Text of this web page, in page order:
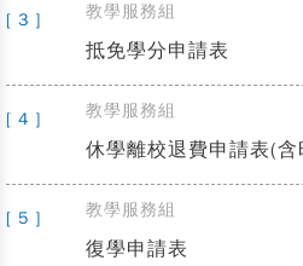
[ 3 ] 教學服務組
抵免學分申請表
[ 4 ] 教學服務組
休學離校退費申請表(
[ 5 ] 教學服務組
復學申請表